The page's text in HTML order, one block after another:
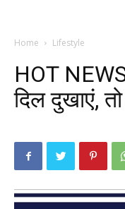
Home Lifestyle
HOT
दिल दुखाएं,